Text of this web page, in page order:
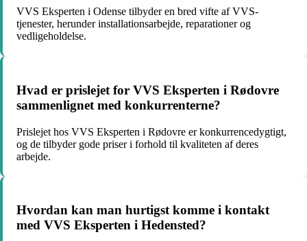
VVS Eksperten i Odense tilbyder en bred vifte af VVS-
tjenester, herunder installationsarbejde, reparationer og
vedligeholdelse.
Hvad er prislejet for VVS Eksperten i Rødovre
sammenlignet med konkurrenterne?
Prislejet hos VVS Eksperten i Rødovre er konkurrencedygtigt,
og de tilbyder gode priser i forhold til kvaliteten af deres
arbejde.
Hvordan kan man hurtigst komme i kontakt
med VVS Eksperten i Hedensted?